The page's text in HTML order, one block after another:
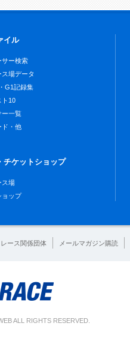
イル
サー検索
場データ
G1記録集
ト10
ー一覧
ド・他
チケットショップ
ス場
ョップ
ース関係団体 メールマガジン購読
ALL RIGHTS RESERVED.